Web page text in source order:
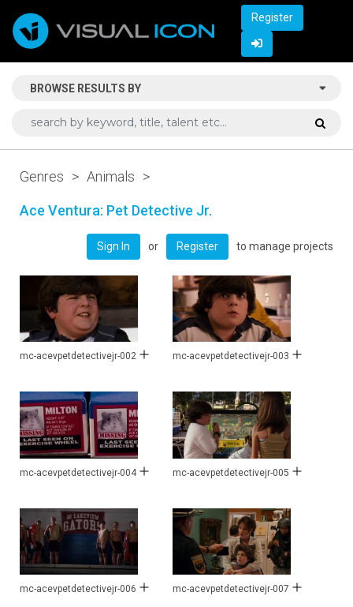
Register
BROWSE RESULTS BY
Genres > Animals >
Ace Ventura: Pet Detective Jr.
Sign In or Register to manage projects
mc-acevpetdetectivejr-002 mc-acevpetdetectivejr-003
mc-acevpetdetectivejr-004 mc-acevpetdetectivejr-005
mc-acevpetdetectivejr-006 mc-acevpetdetectivejr-007